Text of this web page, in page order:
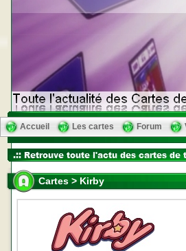
Accueil Les cartes Forum
Cartes > Kirby